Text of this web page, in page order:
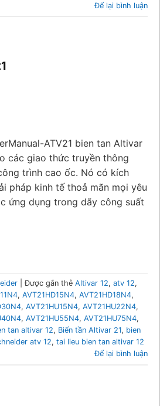
Để lại bình luận
ATV21 bien tan Altivar
các giao thức truyền thông
trình cao ốc. Nó có kích
pháp kinh tế thoả mãn mọi yêu
ứng dụng trong dãy công suất
|Được gắn thẻ Altivar 12, atv 12,
, AVT21HD15N4, AVT21HD18N4,
, AVT21HU15N4, AVT21HU22N4,
, AVT21HU55N4, AVT21HU75N4,
tan altivar 12, Biến tần Altivar 21, bien
atv 12, tai lieu bien tan altivar 12
Để lại bình luận